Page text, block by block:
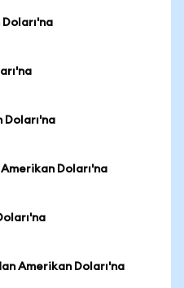
Doları'na
Doları'na
Amerikan Doları'na